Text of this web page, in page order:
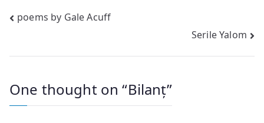
Post
poems by Gale Acuff
Serile Yalom
One thought on “Bilanț”